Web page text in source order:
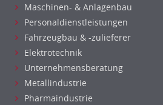
Prozessmanagement
Qualitätsmanagement
Technische Dokumentation
Technischer Systemplaner, Bauzeichner
Veranstaltungstechnik
Verfahrenstechnik
Maschinen- & Anlagenbau
Personaldienstleistungen
Fahrzeugbau & -zulieferer
Elektrotechnik
Unternehmensberatung
Metallindustrie
Pharmaindustrie